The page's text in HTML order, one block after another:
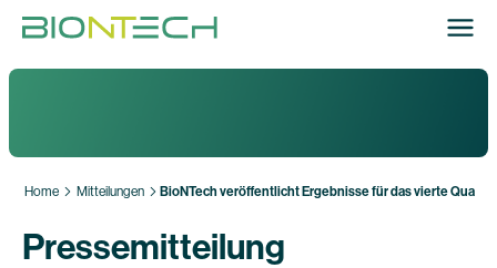
Home Mitteilungen BioNTech veröffentlicht Ergebnisse für das vierte
Pressemitteilung